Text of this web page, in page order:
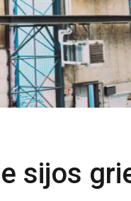
sijos